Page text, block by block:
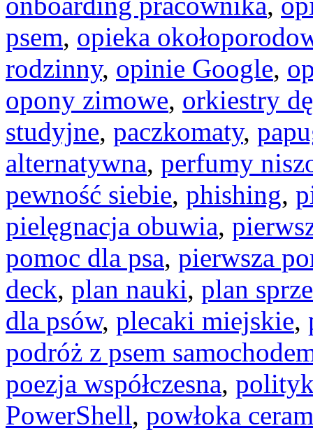
psem, opieka
rodzinny, opinie Google,
opony zimowe, orkiestry
studyjne, paczkomaty,
alternatywna, perfumy
pewność siebie, phishing,
pielęgnacja obuwia,
pomoc dla psa, pierwsza
deck, plan nauki, plan
dla psów, plecaki miejskie,
podróż z psem
poezja współczesna,
PowerShell, powłoka